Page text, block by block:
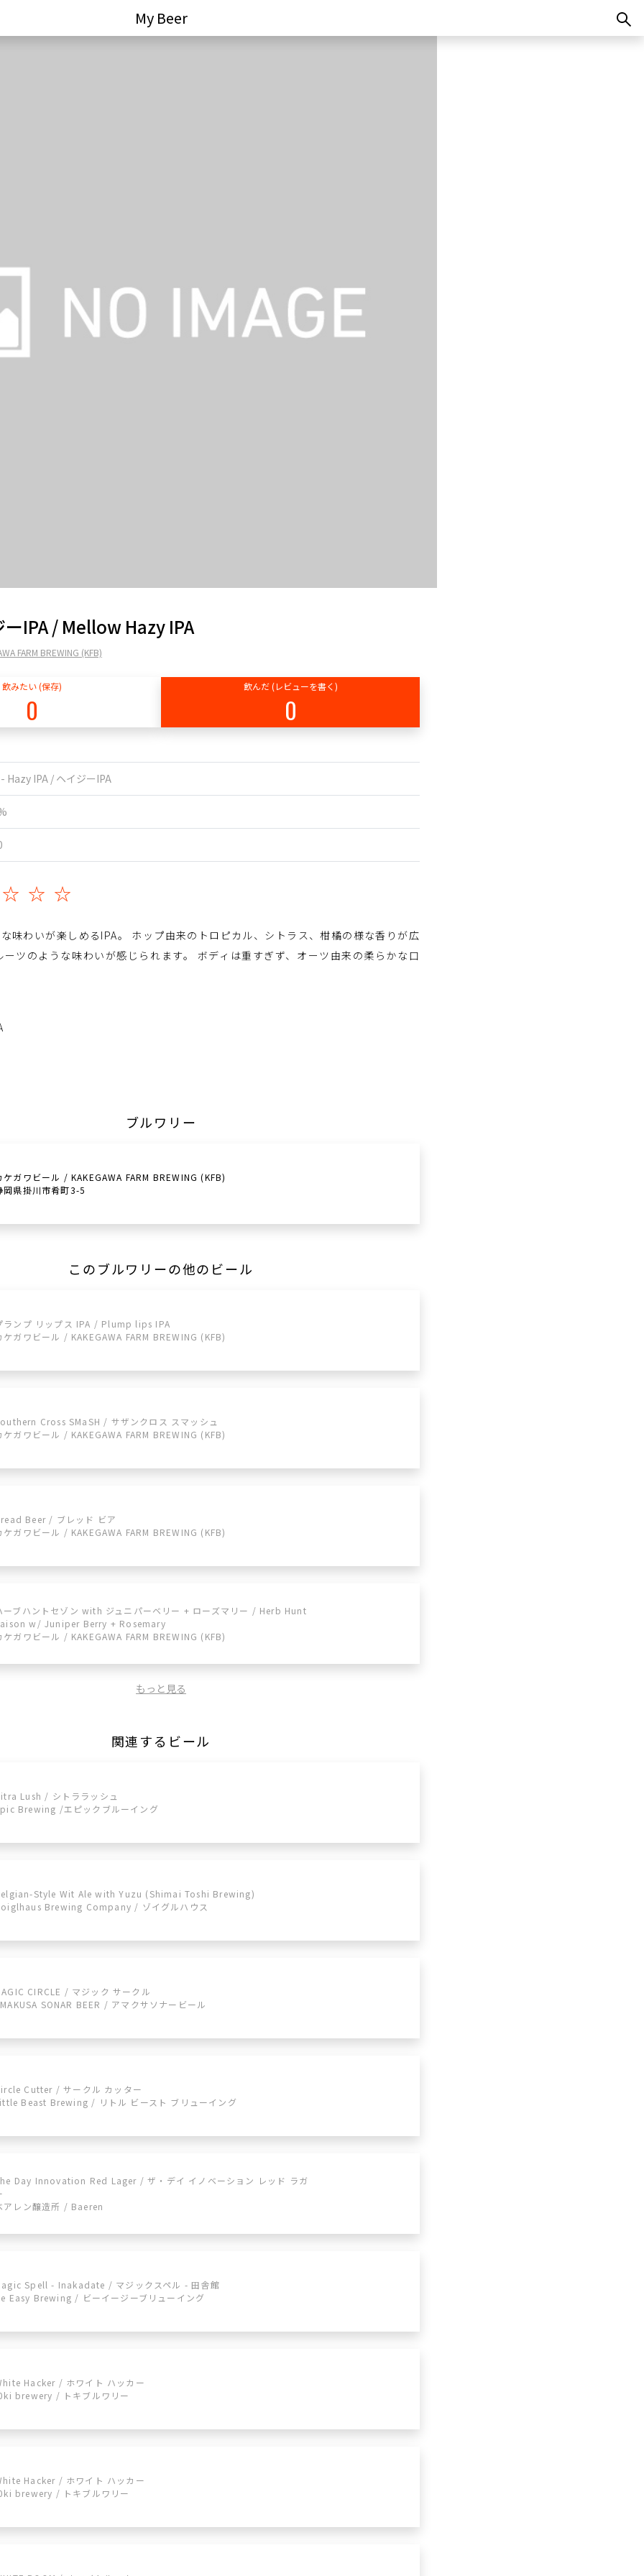
My Beer
IPA / Mellow Hazy IPA
FARM BREWING (KFB)
飲みたい (保存)
0
飲んだ (レビューを書く)
0
Hazy IPA / ヘイジーIPA
味わいが楽しめるIPA。 ホップ由来のトロピカル、シトラス、柑橘の様な香りが広
ーツのような味わいが感じられます。 ボディは重すぎず、オーツ由来の柔らかな口
ブルワリー
ケガワビール / KAKEGAWA FARM BREWING (KFB)
岡県掛川市肴町3-5
このブルワリーの他のビール
ランプ リップス IPA / Plump lips IPA
ケガワビール / KAKEGAWA FARM BREWING (KFB)
Cross SMaSH / サザンクロス スマッシュ
ケガワビール / KAKEGAWA FARM BREWING (KFB)
Beer / ブレッド ビア
ケガワビール / KAKEGAWA FARM BREWING (KFB)
ーブハントセゾン with ジュニパーベリー + ローズマリー / Herb Hunt
w/ Juniper Berry + Rosemary
ケガワビール / KAKEGAWA FARM BREWING (KFB)
もっと見る
関連するビール
Lush / シトララッシュ
Brewing /エピックブルーイング
Style Wit Ale with Yuzu (Shimai Toshi Brewing)
Brewing Company / ゾイグルハウス
CIRCLE / マジック サークル
SONAR BEER / アマクサソナービール
Cutter / サークル カッター
Beast Brewing / リトル ビースト ブリューイング
Day Innovation Red Lager / ザ・デイ イノベーション レッド ラガ
アレン醸造所 / Baeren
Spell - Inakadate / マジックスペル - 田舎館
Easy Brewing / ビーイージーブリューイング
Hacker / ホワイト ハッカー
brewery / トキブルワリー
Hacker / ホワイト ハッカー
brewery / トキブルワリー